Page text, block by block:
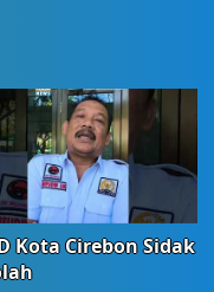
Kota Cirebon Sidak